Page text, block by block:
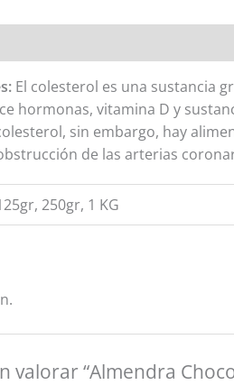
El colesterol es una sustancia
hormonas, vitamina D y
sin embargo, hay
de las arterias
250gr, 1 KG
valorar “Almendra